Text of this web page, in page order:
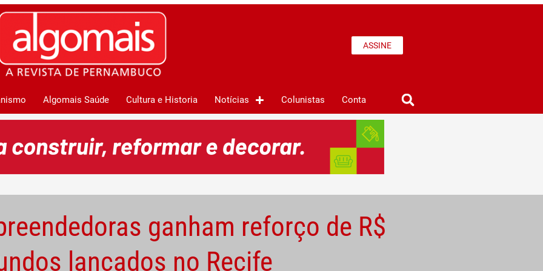
ASSINE
Algomais Saúde Cultura e Historia Notícias Colunistas Conta
ganham reforço de R$
lançados no Recife